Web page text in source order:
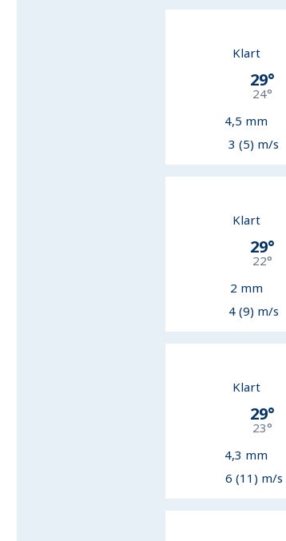
Klart
29°
24°
4,5 mm
3 (5) m/s
Klart
29°
22°
2 mm
4 (9) m/s
Klart
29°
23°
4,3 mm
6 (11) m/s